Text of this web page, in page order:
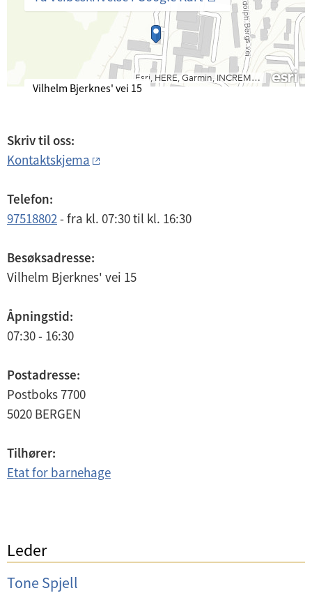
k
s
r
e
e
:
Vilhelm Bjerknes' vei 15
Skriv til oss:
Kontaktskjema
Telefon:
97518802-fra kl. 07:30til kl. 16:30
Besøksadresse:
Vilhelm Bjerknes' vei 15
Åpningstid:
07:30 - 16:30
Postadresse:
Postboks 7700
5020 BERGEN
Tilhører:
Etat for barnehage
Leder
Tone Spjell